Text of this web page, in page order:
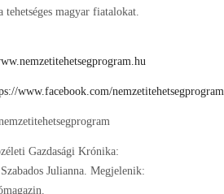
tehetséges magyar fiatalokat.
www.facebook.com/
Gazdasági Krónika:
Julianna. Megjelenik: